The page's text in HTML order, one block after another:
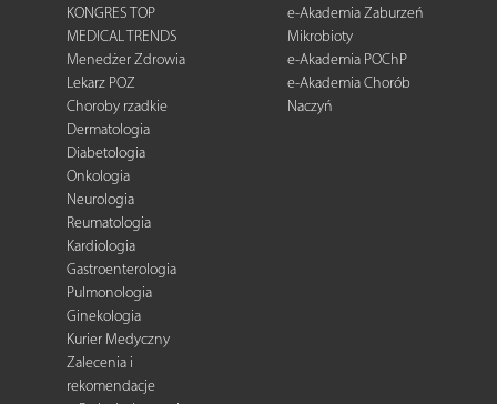
KONGRES TOP
MEDICAL TRENDS
Menedżer Zdrowia
Lekarz POZ
Choroby rzadkie
Dermatologia
Diabetologia
Onkologia
Neurologia
Reumatologia
Kardiologia
Gastroenterologia
Pulmonologia
Ginekologia
Kurier Medyczny
Zalecenia i
rekomendacje
e-Akademia Zaburzeń
Mikrobioty
e-Akademia POChP
e-Akademia Chorób
Naczyń